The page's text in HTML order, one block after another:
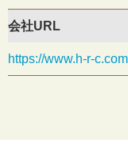
会社URL
https://www.h-r-